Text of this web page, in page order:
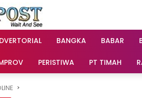
BANGKA BABAR
PERISTIWA PT TIMAH